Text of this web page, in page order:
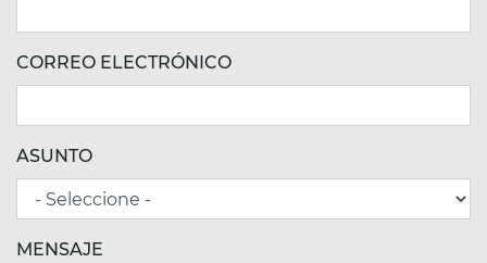
CORREO ELECTRÓNICO
ASUNTO
MENSAJE